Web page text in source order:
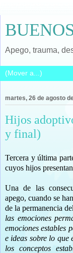
Apego, trauma,
martes, 26 de agosto
Hijos
y final)
Tercera y última
cuyos hijos
Una de las
apego, cuando se
de la permanencia
las emociones
emociones estables
e ideas sobre lo que
los conceptos